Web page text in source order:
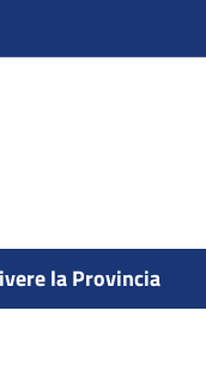
la Provincia
alluvione del 2-3